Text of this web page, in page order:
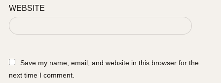
WEBSITE
Save my name, email, and website in this browser for the
next time I comment.